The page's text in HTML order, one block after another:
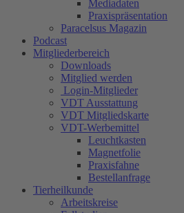
Mediadaten
Praxispräsentation
Paracelsus Magazin
Podcast
Mitgliederbereich
Downloads
Mitglied werden
Login-Mitglieder
VDT Ausstattung
VDT Mitgliedskarte
VDT-Werbemittel
Leuchtkasten
Magnetfolie
Praxisfahne
Bestellanfrage
Tierheilkunde
Arbeitskreise